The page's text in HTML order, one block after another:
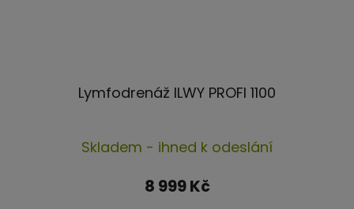
Lymfodrenáž ILWY PROFI 1100
hodnocení
produktu
Skladem - ihned k odeslání
8 999 Kč